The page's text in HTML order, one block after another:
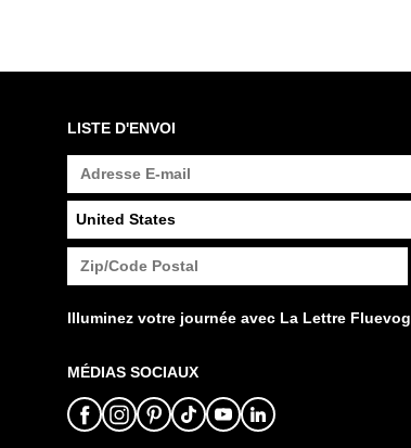
LISTE D'ENVOI
Illuminez votre journée avec La Lettre Fluevog
MÉDIAS SOCIAUX